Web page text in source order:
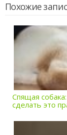
Похожие
Спящая
сделать это